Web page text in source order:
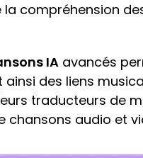
compréhension
IA avancés
des liens
traducteurs de
chansons audio et